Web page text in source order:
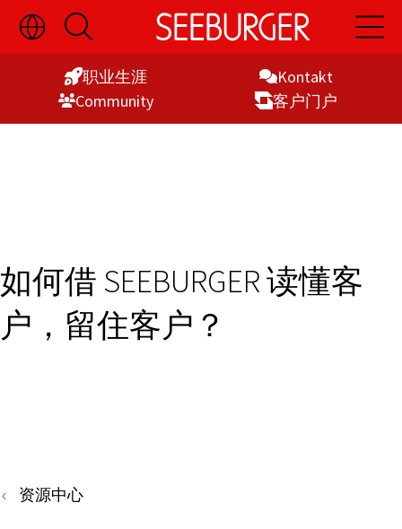
Skip
to
切
换
语
显
开
启
搜
索
开
启
主
Kontakt
职业生涯
客户门户
Commu­nity
如何借 SEEBURGER 读懂客
户，留住客户？
资源中心